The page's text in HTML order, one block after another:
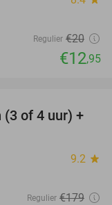
Regulier €20
€12,95
28%
(3 of 4 uur) +
9.2 star
Regulier €179